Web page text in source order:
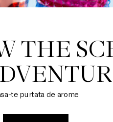
THE
te purtata de arome